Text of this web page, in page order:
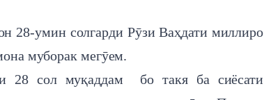
28-умин солгарди Рӯзи Ваҳдати миллиро
муборак мегӯем.
сол муқаддам бо такя ба сиёсати